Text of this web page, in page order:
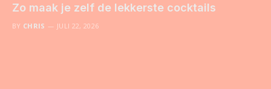
Zo maak je zelf de lekkerste cocktails
BY CHRIS JULI 22, 2026